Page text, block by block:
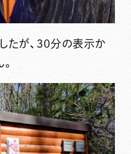
たが、30分の表示か